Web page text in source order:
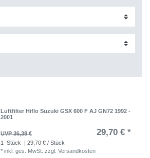
Luftfilter Hiflo Suzuki GSX 600 F AJ GN72 1992 -
2001
UVP 36,38 € 29,70 € *
1 Stück
| 29,70 € / Stück
*inkl. ges. MwSt. zzgl.Versandkosten